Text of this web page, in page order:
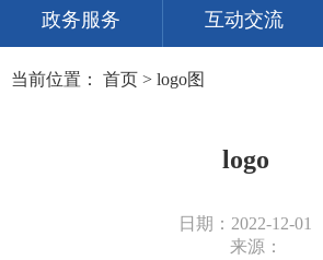
政务服务 互动交流
当前位置： 首页 > logo图
logo
日期：2022-12-01
来源：